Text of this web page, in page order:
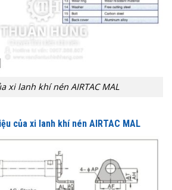
xi lanh khí nén AIRTAC MAL
của xi lanh khí nén AIRTAC MAL